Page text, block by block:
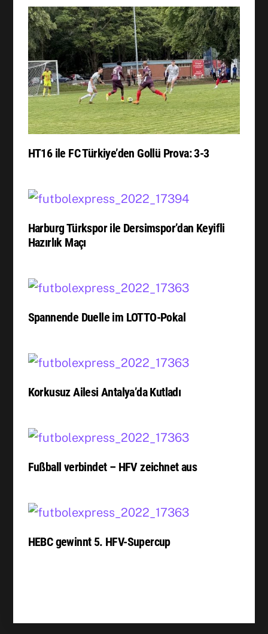
HT16 ile FC Türkiye’den Gollü Prova: 3-3
Harburg Türkspor ile Dersimspor’dan Keyifli
Hazırlık Maçı
Spannende Duelle im LOTTO-Pokal
Korkusuz Ailesi Antalya’da Kutladı
Fußball verbindet – HFV zeichnet aus
HEBC gewinnt 5. HFV-Supercup